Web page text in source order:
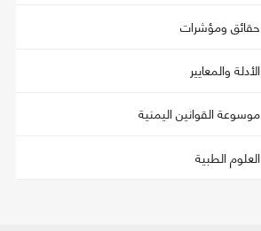
حقائق ومؤشرات
الأدلة والمعايير
موسوعة القوانين اليمنية
العلوم الطبية